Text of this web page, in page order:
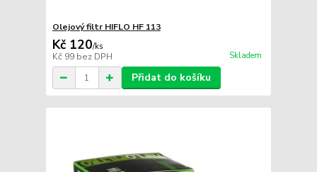
Olejový filtr HIFLO HF 113
Kč 120/ks
Kč 99 bez DPH Skladem
Přidat do košíku